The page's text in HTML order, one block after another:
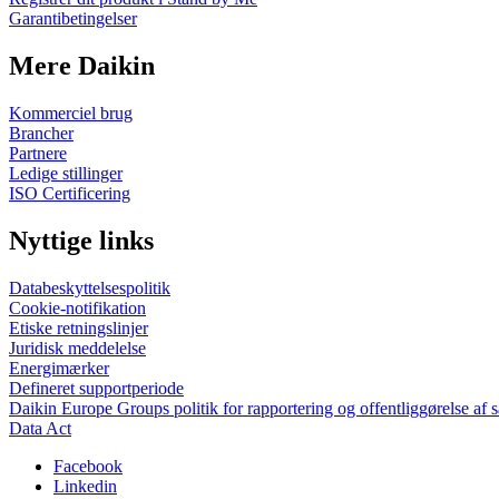
Garantibetingelser
Mere Daikin
Kommerciel brug
Brancher
Partnere
Ledige stillinger
ISO Certificering
Nyttige links
Databeskyttelsespolitik
Cookie-notifikation
Etiske retningslinjer
Juridisk meddelelse
Energimærker
Defineret supportperiode
Daikin Europe Groups politik for rapportering og offentliggørelse af
Data Act
Facebook
Linkedin